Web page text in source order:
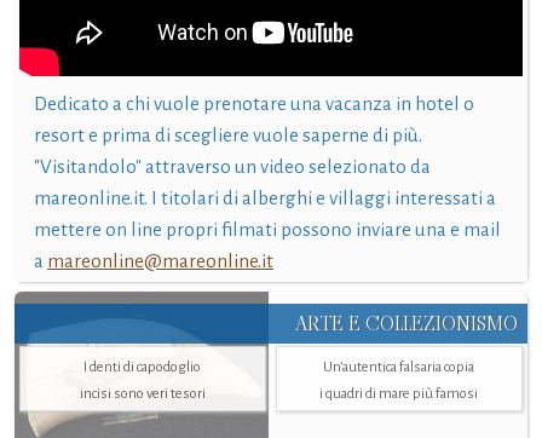
Dedicato a chi vuole prenotare una vacanza in hotel o
resort e prima di scegliere vuole saperne di più.
"Visitandolo" attraverso un video selezionato da
mareonline.it. I titolari di alberghi e villaggi interessati a
mettere on line propri filmati possono inviare una e mail
a mareonline@mareonline.it
ARTE E COLLEZIONISMO
I denti di capodoglio
incisi sono veri tesori
Un’autentica falsaria copia
i quadri di mare più famosi